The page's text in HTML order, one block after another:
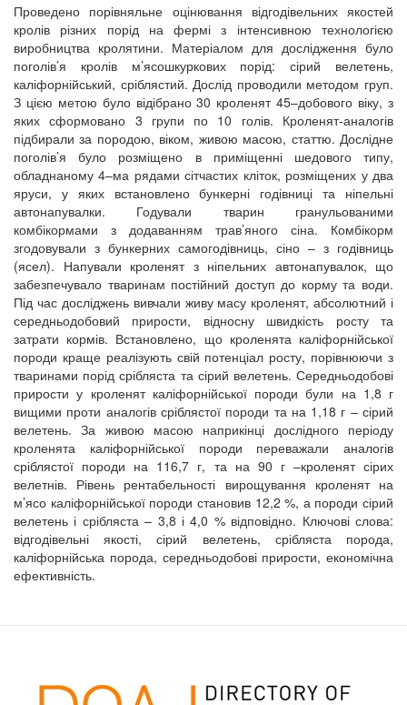
Проведено порівняльне оцінювання відгодівельних якостей
кролів різних порід на фермі з інтенсивною технологією
виробництва кролятини. Матеріалом для дослідження було
поголів’я кролів м’ясошкуркових порід: сірий велетень,
каліфорнійський, сріблястий. Дослід проводили методом груп.
З цією метою було відібрано 30 кроленят 45–добового віку, з
яких сформовано 3 групи по 10 голів. Кроленят-аналогів
підбирали за породою, віком, живою масою, статтю. Дослідне
поголів’я було розміщено в приміщенні шедового типу,
обладнаному 4–ма рядами сітчастих кліток, розміщених у два
яруси, у яких встановлено бункерні годівниці та ніпельні
автонапувалки. Годували тварин гранульованими
комбікормами з додаванням трав’яного сіна. Комбікорм
згодовували з бункерних самогодівниць, сіно – з годівниць
(ясел). Напували кроленят з ніпельних автонапувалок, що
забезпечувало тваринам постійний доступ до корму та води.
Під час досліджень вивчали живу масу кроленят, абсолютний і
середньодобовий прирости, відносну швидкість росту та
затрати кормів. Встановлено, що кроленята каліфорнійської
породи краще реалізують свій потенціал росту, порівнюючи з
тваринами порід срібляста та сірий велетень. Середньодобові
прирости у кроленят каліфорнійської породи були на 1,8 г
вищими проти аналогів сріблястої породи та на 1,18 г – сірий
велетень. За живою масою наприкінці дослідного періоду
кроленята каліфорнійської породи переважали аналогів
сріблястої породи на 116,7 г, та на 90 г –кроленят сірих
велетнів. Рівень рентабельності вирощування кроленят на
м’ясо каліфорнійської породи становив 12,2 %, а породи сірий
велетень і срібляста – 3,8 і 4,0 % відповідно. Ключові слова:
відгодівельні якості, сірий велетень, срібляста порода,
каліфорнійська порода, середньодобові прирости, економічна
ефективність.